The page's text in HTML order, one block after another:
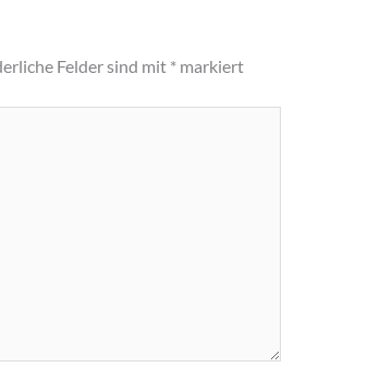
Felder sind mit *markiert